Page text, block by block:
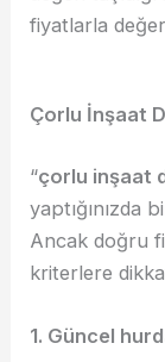
fiyatlarla
Çorlu İnşaat
“çorlu inşaat
yaptığınızda
Ancak doğru
kriterlere
1. Güncel